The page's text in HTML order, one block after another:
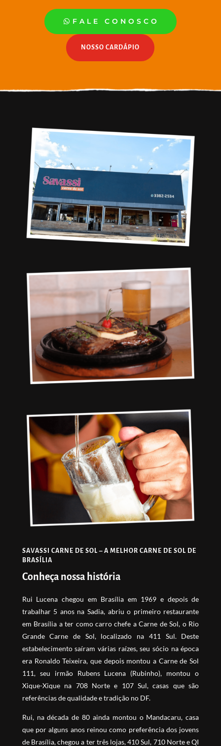
FALE CONOSCO
NOSSO CARDÁPIO
SAVASSI CARNE DE SOL – A MELHOR CARNE DE SOL DE
BRASÍLIA
Conheça nossa história
Rui Lucena chegou em Brasília em 1969 e depois de
trabalhar 5 anos na Sadia, abriu o primeiro restaurante
em Brasília a ter como carro chefe a Carne de Sol, o Rio
Grande Carne de Sol, localizado na 411 Sul. Deste
estabelecimento saíram várias raízes, seu sócio na época
era Ronaldo Teixeira, que depois montou a Carne de Sol
111, seu irmão Rubens Lucena (Rubinho), montou o
Xique-Xique na 708 Norte e 107 Sul, casas que são
referências de qualidade e tradição no DF.
Rui, na década de 80 ainda montou o Mandacaru, casa
que por alguns anos reinou como preferência dos jovens
de Brasília, chegou a ter três lojas, 410 Sul, 710 Norte e QI